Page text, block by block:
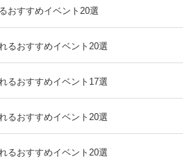
おすすめイベント20選
るおすすめイベント20選
るおすすめイベント17選
るおすすめイベント20選
るおすすめイベント20選